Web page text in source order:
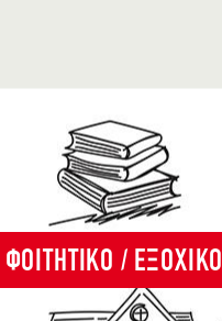
ΦΟΙΤΗΤΙΚΟ / ΕΞΟΧΙΚΟ